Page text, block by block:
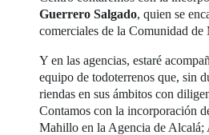
Guerrero Salgado, quien se
comerciales de la Comunidad de
Y en las agencias, estaré
equipo de todoterrenos que, sin
riendas en sus ámbitos con
Contamos con la incorporación
Mahillo en la Agencia de Alcalá;